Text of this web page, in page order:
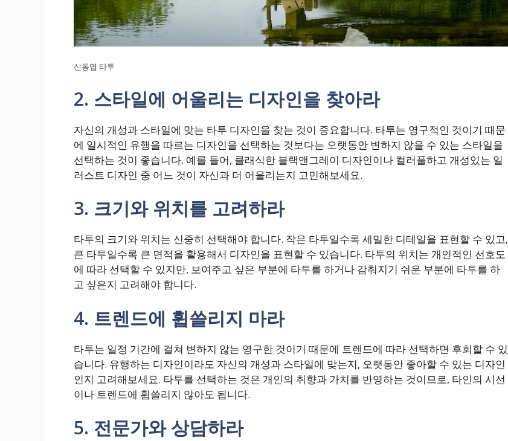
신동엽 타투
2. 스타일에 어울리는 디자인을 찾아라
자신의 개성과 스타일에 맞는 타투 디자인을 찾는 것이 중요합니다. 타투는 영구적인 것이기 때문
에 일시적인 유행을 따르는 디자인을 선택하는 것보다는 오랫동안 변하지 않을 수 있는 스타일을
선택하는 것이 좋습니다. 예를 들어, 클래식한 블랙앤그레이 디자인이나 컬러풀하고 개성있는 일
러스트 디자인 중 어느 것이 자신과 더 어울리는지 고민해보세요.
3. 크기와 위치를 고려하라
타투의 크기와 위치는 신중히 선택해야 합니다. 작은 타투일수록 세밀한 디테일을 표현할 수 있고,
큰 타투일수록 큰 면적을 활용해서 디자인을 표현할 수 있습니다. 타투의 위치는 개인적인 선호도
에 따라 선택할 수 있지만, 보여주고 싶은 부분에 타투를 하거나 감춰지기 쉬운 부분에 타투를 하
고 싶은지 고려해야 합니다.
4. 트렌드에 휩쓸리지 마라
타투는 일정 기간에 걸쳐 변하지 않는 영구한 것이기 때문에 트렌드에 따라 선택하면 후회할 수 있
습니다. 유행하는 디자인이라도 자신의 개성과 스타일에 맞는지, 오랫동안 좋아할 수 있는 디자인
인지 고려해보세요. 타투를 선택하는 것은 개인의 취향과 가치를 반영하는 것이므로, 타인의 시선
이나 트렌드에 휩쓸리지 않아도 됩니다.
5. 전문가와 상담하라